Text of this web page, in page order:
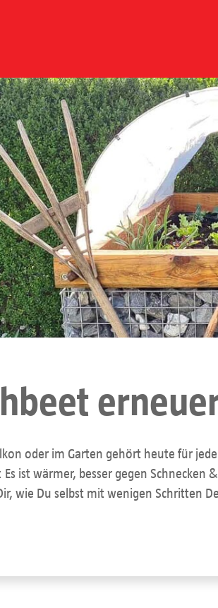
oder im Garten gehört heute für
ist wärmer, besser gegen Schnecken
wie Du selbst mit wenigen Schritten